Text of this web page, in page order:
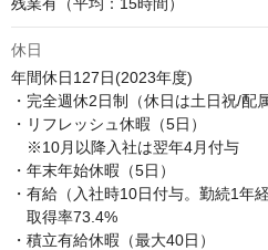
休日
年間休日127日(2023年度)
・完全週休2日制（休日は土日祝/配
・リフレッシュ休暇（5日）
※10月以降入社は翌年4月付与
・年末年始休暇（5日）
・有給（入社時10日付与。勤続1年
取得率73.4%
・積立有給休暇（最大40日）